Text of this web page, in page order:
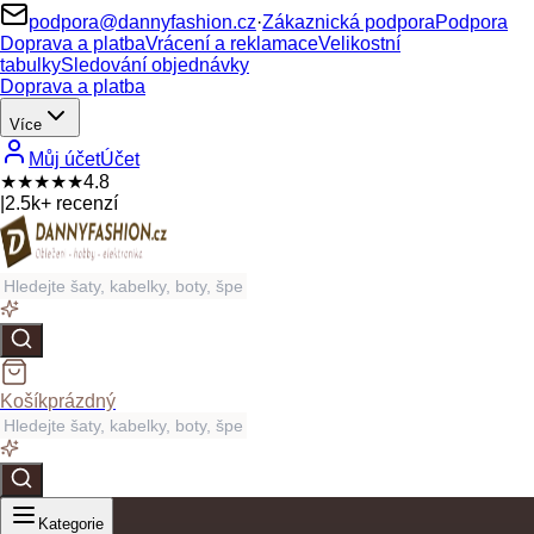
podpora@dannyfashion.cz·Zákaznická podporaPodpora
Doprava a platbaVrácení a reklamaceVelikostní
tabulkySledování objednávky
Doprava a platba
Více
Můj účetÚčet
★★★★★4.8
2.5k+ recenzí
Košíkprázdný
Kategorie